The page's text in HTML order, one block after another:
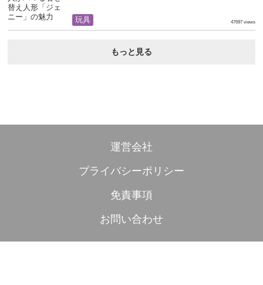
玩具 47697 views
もっと見る
運営会社
プライバシーポリシー
免責事項
お問い合わせ